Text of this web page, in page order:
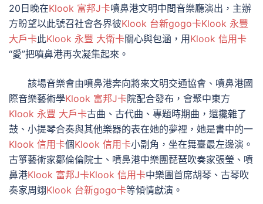
20日晚在Klook 富邦J卡噴鼻港文明中間音樂廳演出，主辦
方盼望以此號召社會各界彼Klook 台新gogo卡Klook 永豐
大戶卡此Klook 永豐 大衛卡關心與包涵，用 Klook 信用卡
“愛”把噴鼻港再次凝集起來。
該場音樂會由噴鼻港奔向將來文明交通協會、噴鼻港國
際音樂藝術學Klook 富邦J卡院配合發布，會聚中東方
Klook 永豐 大戶卡古曲、古代曲、專題時期曲，還攙雜了
鼓、小提琴合奏與其他樂器的表在她的夢裡，她是書中的一
Klook 信用卡個Klook 信用卡小副角，坐在舞臺最左邊演。
古箏藝術家鄒倫倫院士、噴鼻港中樂團琵琶吹奏家張瑩、噴
鼻港Klook 富邦J卡Klook 信用卡中樂團首席胡琴、古琴吹
奏家周翊Klook 台新gogo卡等傾情獻演。